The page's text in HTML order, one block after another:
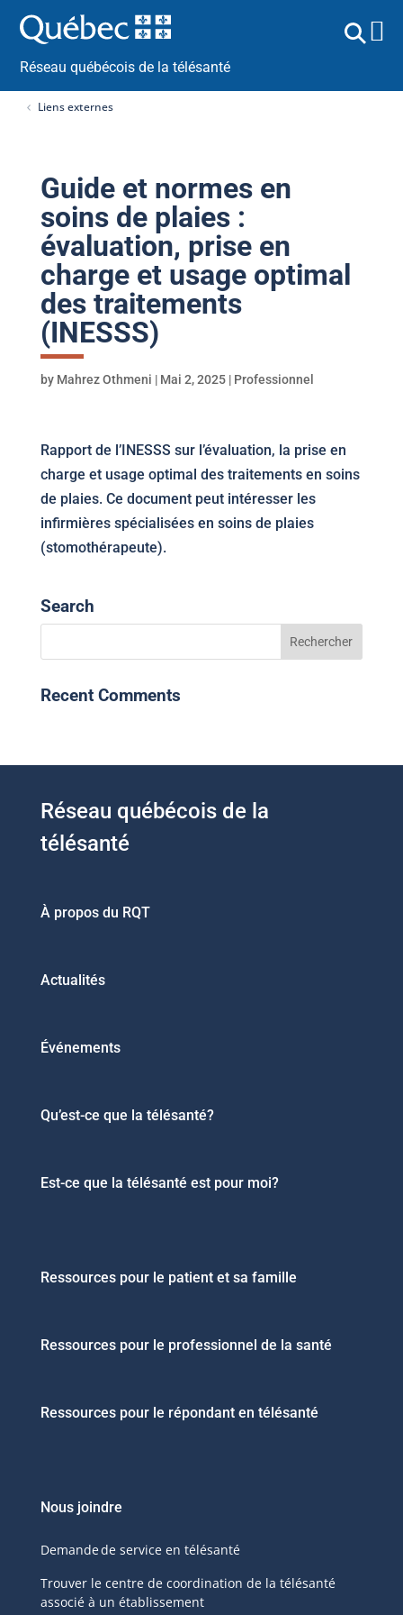
Réseau québécois de la télésanté
Liens externes
Guide et normes en
soins de plaies :
évaluation, prise en
charge et usage optimal
des traitements
(INESSS)
by Mahrez Othmeni | Mai 2, 2025| Professionnel
Rapport de l’INESSS sur l’évaluation, la prise en
charge et usage optimal des traitements en soins
de plaies. Ce document peut intéresser les
infirmières spécialisées en soins de plaies
(stomothérapeute).
Search
Recent Comments
Réseau québécois de la
télésanté
À propos du RQT
Actualités
Événements
Qu’est-ce que la télésanté?
Est-ce que la télésanté est pour moi?
Ressources pour le patient et sa famille
Ressources pour le professionnel de la santé
Ressources pour le répondant en télésanté
Nous joindre
Demande de service en télésanté
Trouver le centre de coordination de la télésanté
associé à un établissement